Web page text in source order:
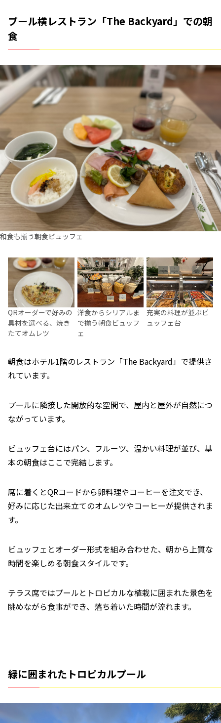
プール横レストラン「The Backyard」での朝
食
和食も揃う朝食ビュッフェ
QRオーダーで好みの
具材を選べる、焼き
たてオムレツ
洋食からシリアルま
で揃う朝食ビュッフ
ェ
充実の料理が並ぶビ
ュッフェ台
朝食はホテル1階のレストラン「The Backyard」で提供さ
れています。
プールに隣接した開放的な空間で、屋内と屋外が自然につ
ながっています。
ビュッフェ台にはパン、フルーツ、温かい料理が並び、基
本の朝食はここで完結します。
席に着くとQRコードから卵料理やコーヒーを注文でき、
好みに応じた出来立てのオムレツやコーヒーが提供されま
す。
ビュッフェとオーダー形式を組み合わせた、朝から上質な
時間を楽しめる朝食スタイルです。
テラス席ではプールとトロピカルな植栽に囲まれた景色を
眺めながら食事ができ、落ち着いた時間が流れます。
緑に囲まれたトロピカルプール